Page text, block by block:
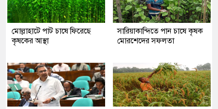
মোল্লাহাটে পাট চাষে ফিরেছে
কৃষকের আস্থা
সারিয়াকান্দিতে পান চাষে কৃষক
মোরশেদের সফলতা